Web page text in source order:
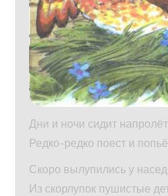
Дни и ночи сидит напролёт.
Редко-редко поест и
Скоро вылупились у
Из скорлупок пушистые